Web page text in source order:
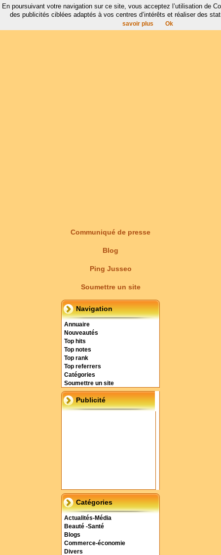
Communiqué de presse
Blog
Ping Jusseo
Soumettre un site
Navigation
Annuaire
Nouveautés
Top hits
Top notes
Top rank
Top referrers
Catégories
Soumettre un site
Publicité
Catégories
Actualités-Média
Beauté -Santé
Blogs
Commerce-économie
Divers
En poursuivant votre navigation sur ce site, vous acceptez l’utilisation de
des publicités ciblées adaptés à vos centres d’intérêts et réaliser des
savoir plus Ok